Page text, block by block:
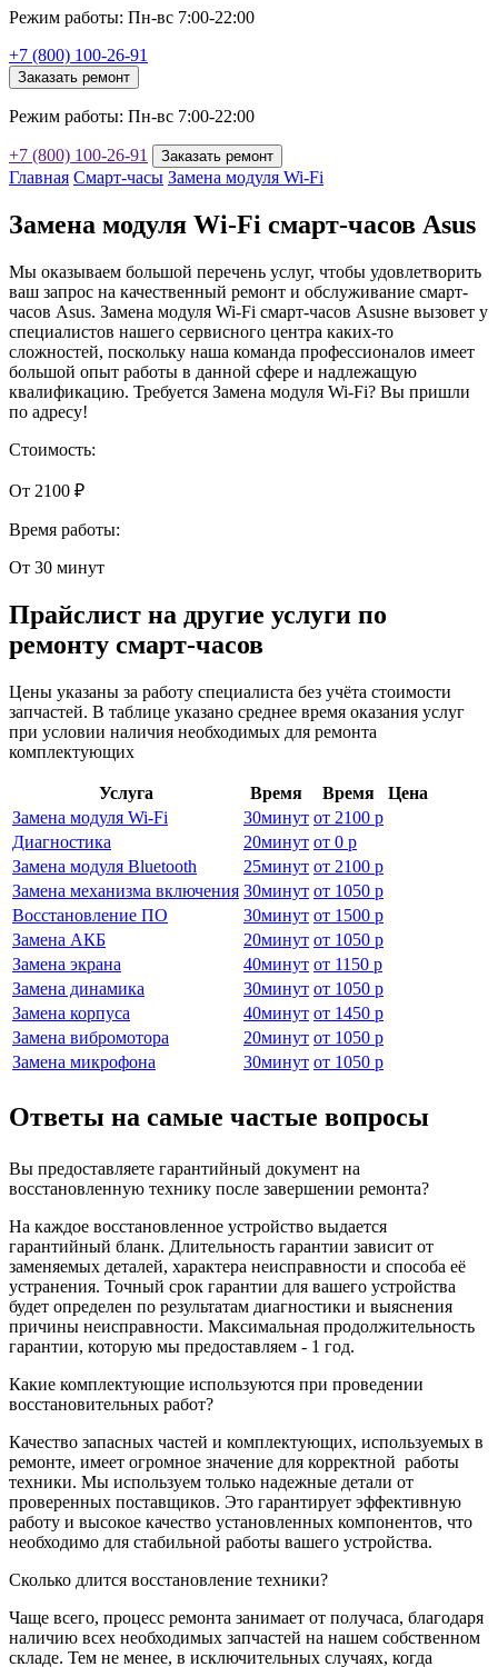
Режим работы: Пн-вс 7:00-22:00
+7 (800) 100-26-91
Заказать ремонт
Режим работы: Пн-вс 7:00-22:00
+7 (800) 100-26-91 Заказать ремонт
Главная Смарт-часы Замена модуля Wi-Fi
Замена модуля Wi-Fi смарт-часов Asus
Мы оказываем большой перечень услуг, чтобы удовлетворить
ваш запрос на качественный ремонт и обслуживание смарт-
часов Asus. Замена модуля Wi-Fi смарт-часов Asusне вызовет у
специалистов нашего сервисного центра каких-то
сложностей, поскольку наша команда профессионалов имеет
большой опыт работы в данной сфере и надлежащую
квалификацию. Требуется Замена модуля Wi-Fi? Вы пришли
по адресу!
Стоимость:
От 2100 ₽
Время работы:
От 30 минут
Прайслист на другие услуги по
ремонту смарт-часов
Цены указаны за работу специалиста без учёта стоимости
запчастей. В таблице указано среднее время оказания услуг
при условии наличия необходимых для ремонта
комплектующих
Услуга Время Время
Цена
Замена модуля Wi-Fi
30минут от 2100 р
Диагностика
20минут от 0 р
Замена модуля Bluetooth
25минут от 2100 р
Замена механизма включения 30минут от 1050 р
Восстановление ПО
30минут от 1500 р
Замена АКБ
20минут от 1050 р
Замена экрана
40минут от 1150 р
Замена динамика
30минут от 1050 р
Замена корпуса
40минут от 1450 р
Замена вибромотора
20минут от 1050 р
Замена микрофона
30минут от 1050 р
Ответы на самые частые вопросы
Вы предоставляете гарантийный документ на
восстановленную технику после завершении ремонта?
На каждое восстановленное устройство выдается
гарантийный бланк. Длительность гарантии зависит от
заменяемых деталей, характера неисправности и способа её
устранения. Точный срок гарантии для вашего устройства
будет определен по результатам диагностики и выяснения
причины неисправности. Максимальная продолжительность
гарантии, которую мы предоставляем - 1 год.
Какие комплектующие используются при проведении
восстановительных работ?
Качество запасных частей и комплектующих, используемых в
ремонте, имеет огромное значение для корректной работы
техники. Мы используем только надежные детали от
проверенных поставщиков. Это гарантирует эффективную
работу и высокое качество установленных компонентов, что
необходимо для стабильной работы вашего устройства.
Сколько длится восстановление техники?
Чаще всего, процесс ремонта занимает от получаса, благодаря
наличию всех необходимых запчастей на нашем собственном
складе. Тем не менее, в исключительных случаях, когда